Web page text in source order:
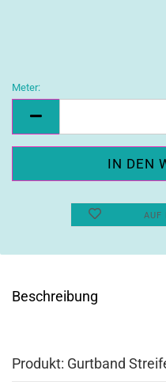
Meter:
AUF
Beschreibung
Produkt: Gurtband